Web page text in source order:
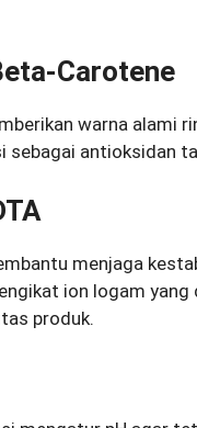
Carotene
warna alami
sebagai antioksidan
menjaga
ion logam yang
produk.